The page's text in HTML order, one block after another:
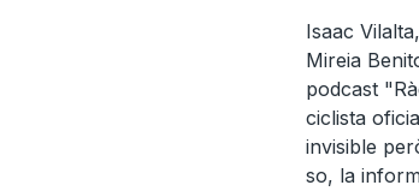
Isaac
Mireia
podcast
ciclista
invisible
so, la